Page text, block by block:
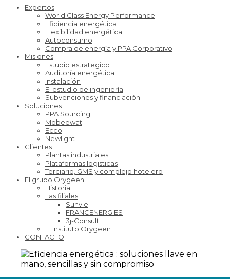
Expertos
World Class Energy Performance
Eficiencia energética
Flexibilidad energética
Autoconsumo
Compra de energía y PPA Corporativo
Misiones
Estudio estrategico
Auditoría energética
Instalación
El estudio de ingeniería
Subvenciones y financiación
Soluciones
PPA Sourcing
Mobeewat
Ecco
Newlight
Clientes
Plantas industriales
Plataformas logisticas
Terciario, GMS y complejo hotelero
El grupo Orygeen
Historia
Las filiales
Sunvie
FRANCENERGIES
3j-Consult
El Instituto Orygeen
CONTACTO